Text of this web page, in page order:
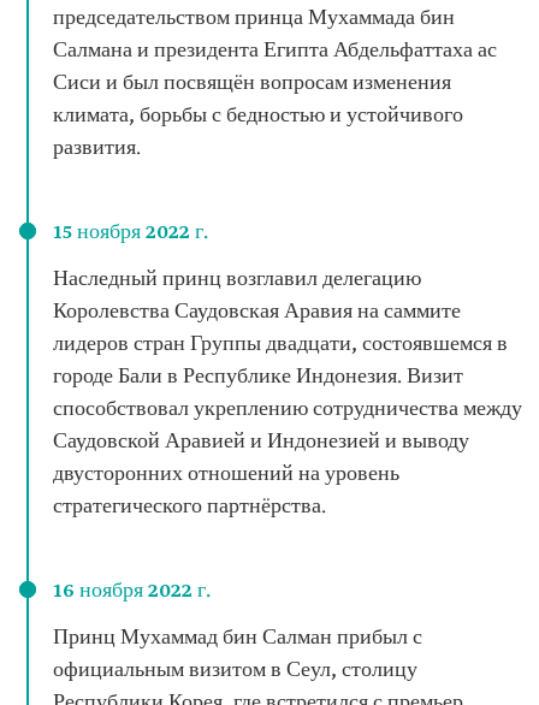
председательством принца Мухаммада бин
Салмана и президента Египта Абдельфаттаха ас
Сиси и был посвящён вопросам изменения
климата, борьбы с бедностью и устойчивого
развития.
15 ноября 2022 г.
Наследный принц возглавил делегацию
Королевства Саудовская Аравия на саммите
лидеров стран Группы двадцати, состоявшемся в
городе Бали в Республике Индонезия. Визит
способствовал укреплению сотрудничества между
Саудовской Аравией и Индонезией и выводу
двусторонних отношений на уровень
стратегического партнёрства.
16 ноября 2022 г.
Принц Мухаммад бин Салман прибыл с
официальным визитом в Сеул, столицу